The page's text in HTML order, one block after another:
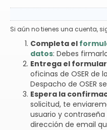
Si aún no tienes una cuenta,
Completa el
datos: Debes
Entrega el
oficinas de OSER de
Despacho de OSER
Espera la
solicitud, te
usuario y
dirección de email